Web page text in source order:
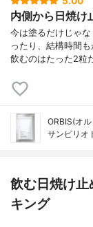
内側から日焼け
今は塗るだけじゃ
ったり、結構時間
飲むのはたった2粒
ORBIS(オ
サンピリオ
飲む日焼け
キング